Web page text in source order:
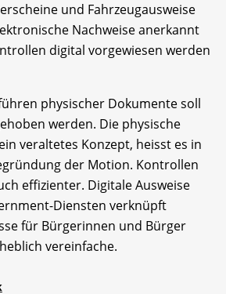
und Fahrzeugausweise
Nachweise anerkannt
digital vorgewiesen werden
physischer Dokumente soll
werden. Die physische
veraltetes Konzept, heisst es in
der Motion. Kontrollen
effizienter. Digitale Ausweise
Diensten verknüpft
für Bürgerinnen und Bürger
vereinfache.